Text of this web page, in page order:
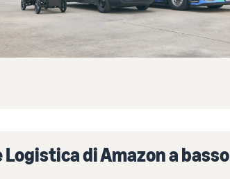
Come vendere magliette online
Espandi il tuo marchio di magliette
di Amazon a basso